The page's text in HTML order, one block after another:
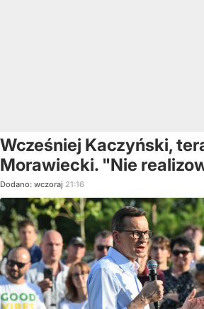
Wcześniej Kaczyński,
Morawiecki. "Nie
Dodano: wczoraj 21:16